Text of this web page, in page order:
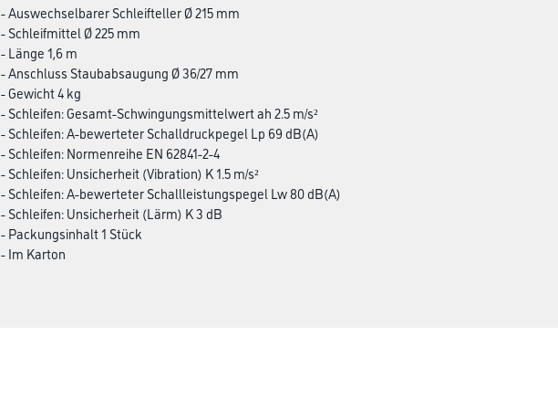
- Auswechselbarer Schleifteller Ø 215 mm
- Schleifmittel Ø 225 mm
- Länge 1,6 m
- Anschluss Staubabsaugung Ø 36/27 mm
- Gewicht 4 kg
- Schleifen: Gesamt-Schwingungsmittelwert ah 2.5 m/s²
- Schleifen: A-bewerteter Schalldruckpegel Lp 69 dB(A)
- Schleifen: Normenreihe EN 62841-2-4
- Schleifen: Unsicherheit (Vibration) K 1.5 m/s²
- Schleifen: A-bewerteter Schallleistungspegel Lw 80 dB(A)
- Schleifen: Unsicherheit (Lärm) K 3 dB
- Packungsinhalt 1 Stück
- Im Karton